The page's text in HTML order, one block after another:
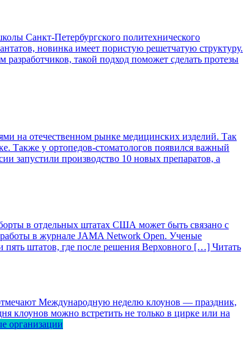
Санкт-Петербургского политехнического
новинка имеет пористую решетчатую структуру.
такой подход поможет сделать протезы
на отечественном рынке медицинских изделий. Так
Также у ортопедов-стоматологов появился важный
запустили производство 10 новых препаратов, а
в отдельных штатах США может быть связано с
работы в журнале JAMA Network Open. Ученые
пять штатов, где после решения Верховного […] Читать
Международную неделю клоунов — праздник,
клоунов можно встретить не только в цирке или на
организации